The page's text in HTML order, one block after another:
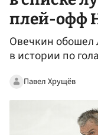
плей-офф
Овечкин обошел
в истории по
Павел Хрущёв